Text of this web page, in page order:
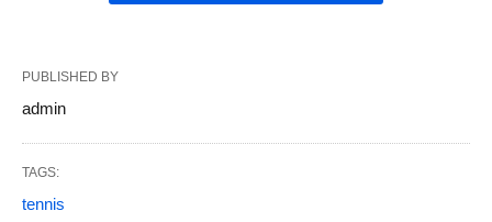
PUBLISHED BY
admin
TAGS:
tennis